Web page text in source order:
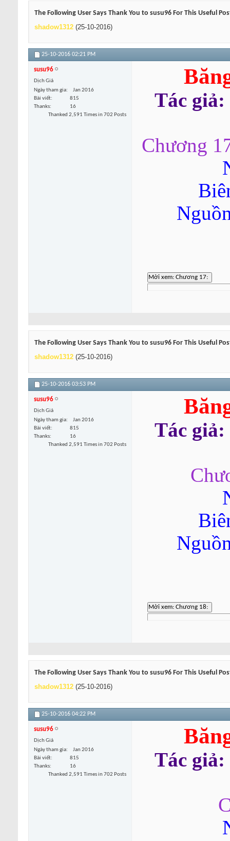
The Following User Says Thank You to susu96 For This Useful
shadow1312 (25-10-2016)
25-10-2016 02:21 PM
susu96
Dịch Giả
Ngày tham gia
Jan 2016
Bài viết
815
Thanks
16
Thanked 2,591 Times in 702 Posts
Tác
Chương
The Following User Says Thank You to susu96 For This Useful
shadow1312 (25-10-2016)
25-10-2016 03:53 PM
susu96
Dịch Giả
Ngày tham gia
Jan 2016
Bài viết
815
Thanks
16
Thanked 2,591 Times in 702 Posts
Tác
The Following User Says Thank You to susu96 For This Useful
shadow1312 (25-10-2016)
25-10-2016 04:22 PM
susu96
Dịch Giả
Ngày tham gia
Jan 2016
Bài viết
815
Thanks
16
Thanked 2,591 Times in 702 Posts
Tác